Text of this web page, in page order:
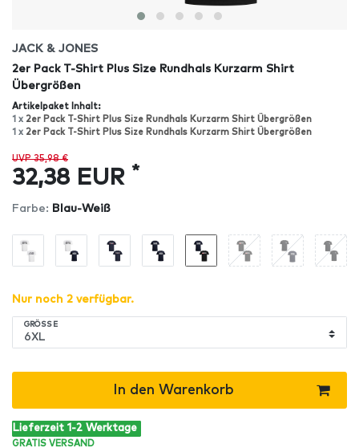
JACK & JONES
2er Pack T-Shirt Plus Size Rundhals Kurzarm Shirt
Übergrößen
Artikelpaket Inhalt:
1 x 2er Pack T-Shirt Plus Size Rundhals Kurzarm Shirt Übergrößen
1 x 2er Pack T-Shirt Plus Size Rundhals Kurzarm Shirt Übergrößen
UVP 35,98 €
32,38 EUR *
Farbe: Blau-Weiß
Nur noch 2 verfügbar.
GRÖSSE
In den Warenkorb
Lieferzeit 1-2 Werktage
GRATIS VERSAND